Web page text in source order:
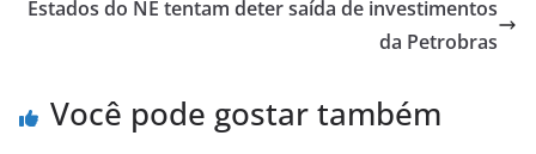
p o
Estados do NE tentam deter saída de investimentos
da Petrobras
Você pode gostar também